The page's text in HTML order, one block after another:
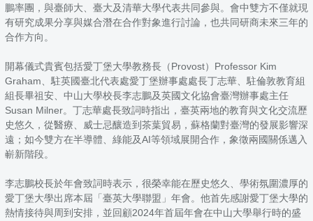
鵬率團，與臺師大、臺大及清華大學代表共同參與。會中雙方不僅就現
有研究成果分享與媒合潛在合作對象進行討論，也共同研商未來三年的
合作方向。
開幕儀式貴賓包括愛丁堡大學教務長（Provost）Professor Kim
Graham、駐英國臺北代表處愛丁堡辦事處處長丁志華、駐倫敦教育組
組長畢祖安、中山大學校長李志鵬及英國文化協會臺灣辦事處主任
Susan Milner。丁志華處長致詞時指出，臺英兩地的教育與文化交流歷
史悠久，從醫療、威士忌釀造到茶葉貿易，蘇格蘭對臺灣的發展影響深
遠；如今雙方在半導體、綠能及AI等領域展開合作，象徵兩國關係邁入
嶄新階段。
李志鵬校長於年會致詞時表示，很榮幸能在歷史悠久、學術氛圍濃厚的
愛丁堡大學出席本屆「臺英大學聯盟」年會。他首先感謝愛丁堡大學的
熱情接待與周到安排，並回顧2024年首屆年會在中山大學舉行時的盛